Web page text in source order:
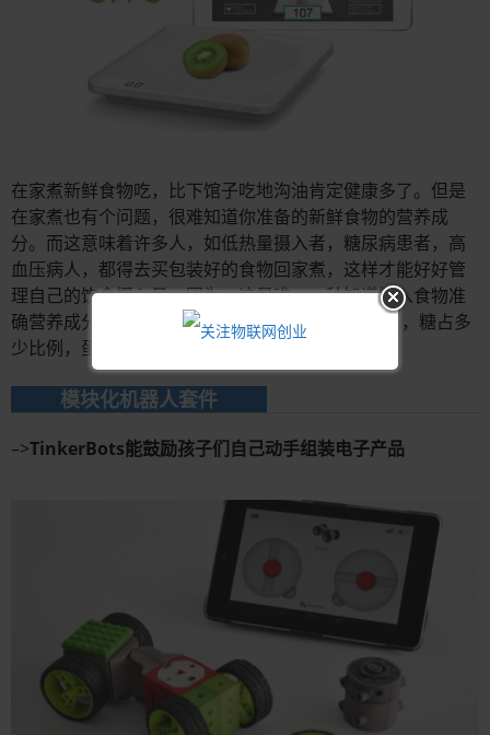
在家煮新鲜食物吃，比下馆子吃地沟油肯定健康多了。但是
在家煮也有个问题，很难知道你准备的新鲜食物的营养成
分。而这意味着许多人，如低热量摄入者，糖尿病患者，高
血压病人，都得去买包装好的食物回家煮，这样才能好好管
理自己的饮食摄入量。因为，这是唯一一种知道摄入食物准
确营养成分的方法。(比如饮料上就会有营养成分表，糖占多
少比例，蛋白质多少比例等)（
）
模块化机器人套件
–>TinkerBots能鼓励孩子们自己动手组装电子产品